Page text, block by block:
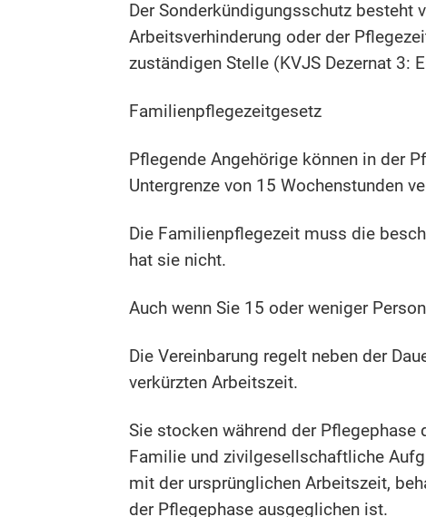
Der Sonderkündigungsschutz besteht
Arbeitsverhinderung oder der
zuständigen Stelle (KVJS Dezernat 3:
Familienpflegezeitgesetz
Pflegende Angehörige können in der
Untergrenze von 15 Wochenstunden
Die Familienpflegezeit muss die
hat sie nicht.
Auch wenn Sie 15 oder weniger
Die Vereinbarung regelt neben der
verkürzten Arbeitszeit.
Sie stocken während der
Familie und zivilgesellschaftliche
mit der ursprünglichen Arbeitszeit,
der Pflegephase ausgeglichen ist.